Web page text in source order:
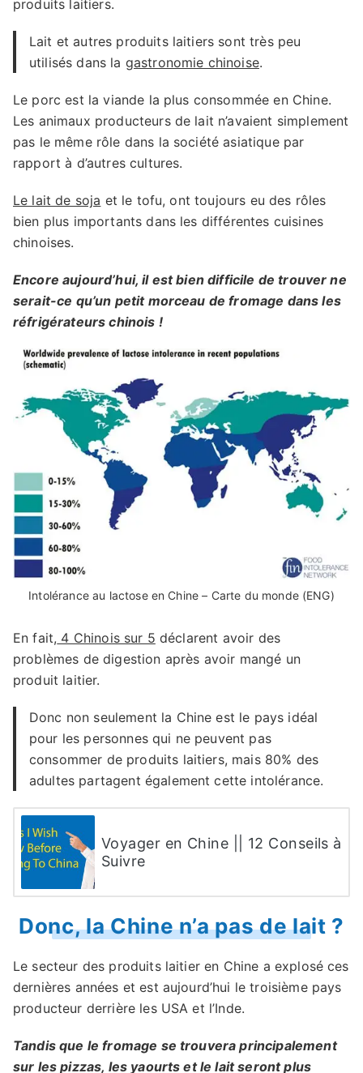
produits laitiers.
Lait et autres produits laitiers sont très peu
utilisés dans la gastronomie chinoise.
Le porc est la viande la plus consommée en Chine.
Les animaux producteurs de lait n’avaient simplement
pas le même rôle dans la société asiatique par
rapport à d’autres cultures.
Le lait de soja et le tofu, ont toujours eu des rôles
bien plus importants dans les différentes cuisines
chinoises.
Encore aujourd’hui, il est bien difficile de trouver ne
serait-ce qu’un petit morceau de fromage dans les
réfrigérateurs chinois !
Intolérance au lactose en Chine – Carte du monde (ENG)
En fait, 4 Chinois sur 5 déclarent avoir des
problèmes de digestion après avoir mangé un
produit laitier.
Donc non seulement la Chine est le pays idéal
pour les personnes qui ne peuvent pas
consommer de produits laitiers, mais 80% des
adultes partagent également cette intolérance.
Voyager en Chine || 12 Conseils à
Suivre
Donc, la Chine n’a pas de lait ?
Le secteur des produits laitier en Chine a explosé ces
dernières années et est aujourd’hui le troisième pays
producteur derrière les USA et l’Inde.
Tandis que le fromage se trouvera principalement
sur les pizzas, les yaourts et le lait seront plus